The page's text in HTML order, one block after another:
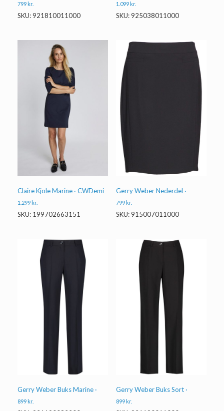
799 kr.
SKU: 921810011000
1.099 kr.
SKU: 925038011000
Claire Kjole Marine · CWDemi
1.299 kr.
SKU: 199702663151
Gerry Weber Nederdel ·
799 kr.
SKU: 915007011000
Gerry Weber Buks Marine ·
899 kr.
Gerry Weber Buks Sort ·
899 kr.